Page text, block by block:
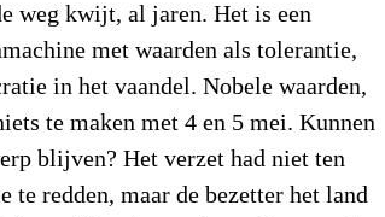
weg kwijt, al jaren. Het is een
met waarden als tolerantie,
in het vaandel. Nobele waarden,
te maken met 4 en 5 mei. Kunnen
blijven? Het verzet had niet ten
te redden, maar de bezetter het land